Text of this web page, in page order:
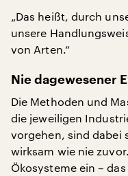
„Das heißt, durch
unsere
von Arten.“
Nie dagewesener
Die Methoden und
die jeweiligen
vorgehen, sind dabei
wirksam wie nie
Ökosysteme ein –